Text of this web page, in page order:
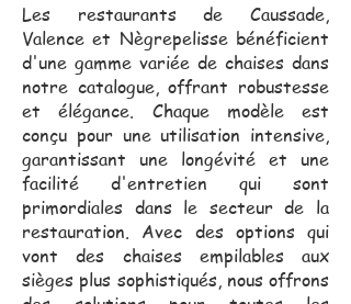
Les restaurants de Caussade,
Valence et Nègrepelisse bénéficient
d'une gamme variée de chaises dans
notre catalogue, offrant robustesse
et élégance. Chaque modèle est
conçu pour une utilisation intensive,
garantissant une longévité et une
facilité d'entretien qui sont
primordiales dans le secteur de la
restauration. Avec des options qui
vont des chaises empilables aux
sièges plus sophistiqués, nous offrons